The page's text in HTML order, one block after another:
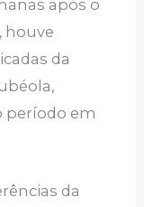
após o
houve
da
período em
da